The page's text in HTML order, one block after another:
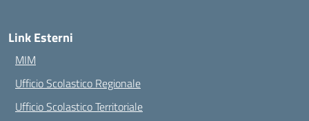
Link Esterni
MIM
Ufficio Scolastico Regionale
Ufficio Scolastico Territoriale